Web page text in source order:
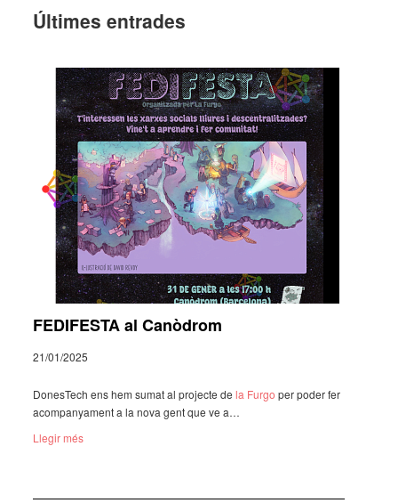
Últi­mes entra­des
FEDIFESTA al Canòdrom
21/01/2025
Dones­Tech ens hem sumat al projecte dela Furgo per poder fer
acom­pa­nya­ment a la nova gent que ve a…
Llegir més